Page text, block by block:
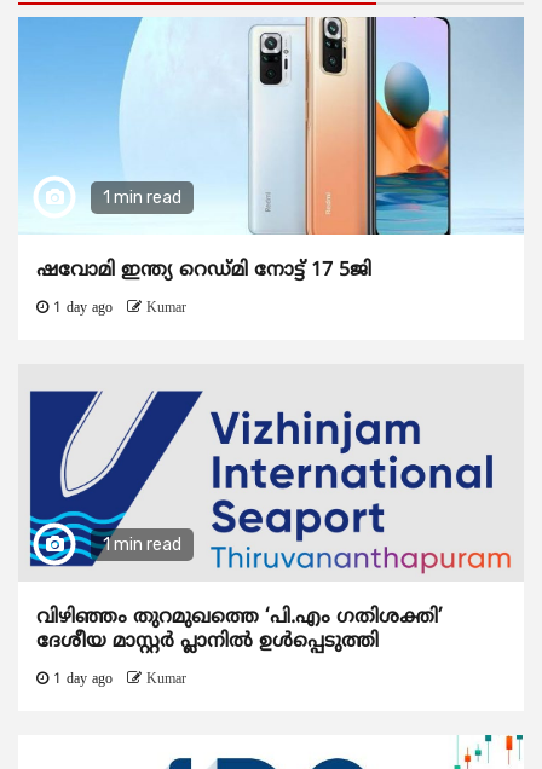
1 min read
ഷവോമി ഇന്ത്യ റെഡ്മി നോട്ട് 17 5ജി
1 day ago Kumar
1 min read
വിഴിഞ്ഞം തുറമുഖത്തെ ‘പി.എം ഗതിശക്തി’
ദേശീയ മാസ്റ്റർ പ്ലാനിൽ ഉൾപ്പെടുത്തി
1 day ago Kumar